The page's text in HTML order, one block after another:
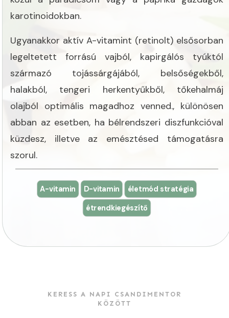
karotinoidokban.
Ugyanakkor aktív A-vitamint (retinolt) elsősorban
legeltetett forrású vajból, kapirgálós tyúktól
származó tojássárgájából, belsőségekből,
halakból, tengeri herkentyűkből, tőkehalmáj
olajból optimális magadhoz venned., különösen
abban az esetben, ha bélrendszeri diszfunkcióval
küzdesz, illetve az emésztésed támogatásra
szorul.
A-vitamin D-vitamin
életmód stratégia
étrendkiegészítő
KERESS A NAPI CSANDIMENTOR
KÖZÖTT